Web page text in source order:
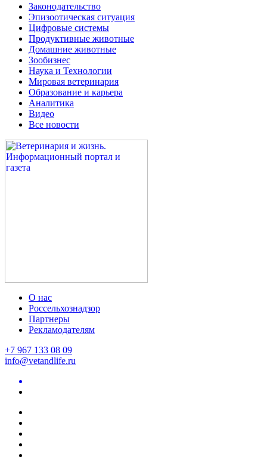
Законодательство
Эпизоотическая ситуация
Цифровые системы
Продуктивные животные
Домашние животные
Зообизнес
Наука и Технологии
Мировая ветеринария
Образование и карьера
Аналитика
Видео
Все новости
О нас
Россельхознадзор
Партнеры
Рекламодателям
+7 967 133 08 09
info@vetandlife.ru